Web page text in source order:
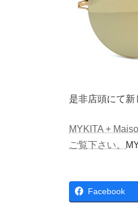
是非店頭にて新
MYKITA +
ご覧下さい。
Facebook